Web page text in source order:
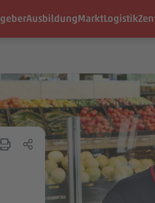
AusbildungMarktLogistik